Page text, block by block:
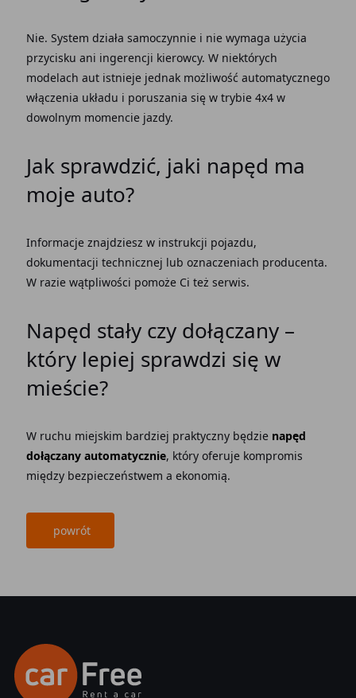
Nie. System działa samoczynnie i nie wymaga użycia
przycisku ani ingerencji kierowcy. W niektórych
modelach aut istnieje jednak możliwość automatycznego
włączenia układu i poruszania się w trybie 4x4 w
dowolnym momencie jazdy.
Jak sprawdzić, jaki napęd ma
moje auto?
Informacje znajdziesz w instrukcji pojazdu,
dokumentacji technicznej lub oznaczeniach producenta.
W razie wątpliwości pomoże Ci też serwis.
Napęd stały czy dołączany–
który lepiej sprawdzi się w
mieście?
W ruchu miejskim bardziej praktyczny będzie napęd
dołączany automatycznie, który oferuje kompromis
między bezpieczeństwem a ekonomią.
powrót